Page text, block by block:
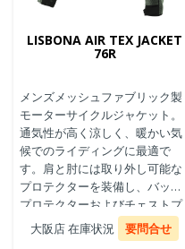
LISBONA AIR TEX JACKET
76R
メンズメッシュファブリック製
モーターサイクルジャケット。
通気性が高く涼しく、暖かい気
候でのライディングに最適で
す。肩と肘には取り外し可能な
プロテクターを装備し、バック
プロテクターおよびチェストプ
ロテクターにも対応していま
す。
大阪店 在庫状況 要問合せ